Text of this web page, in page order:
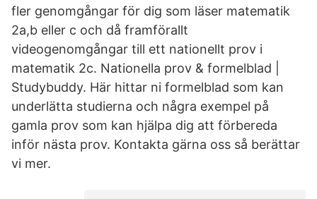
fler genomgångar för dig som läser matematik
2a,b eller c och då framförallt
videogenomgångar till ett nationellt prov i
matematik 2c. Nationella prov & formelblad |
Studybuddy. Här hittar ni formelblad som kan
underlätta studierna och några exempel på
gamla prov som kan hjälpa dig att förbereda
inför nästa prov. Kontakta gärna oss så berättar
vi mer.